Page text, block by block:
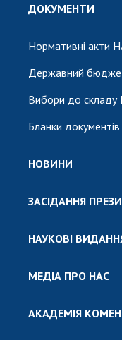
ДОКУМЕНТИ
Нормативні акти
Державний
Вибори до складу
Бланки документів
НОВИНИ
ЗАСІДАННЯ
НАУКОВІ
МЕДІА ПРО НАС
АКАДЕМІЯ